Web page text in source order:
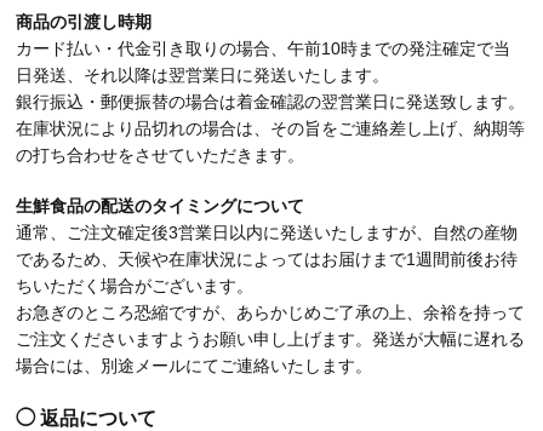
商品の引渡し時期
カード払い・代金引き取りの場合、午前10時までの発注確定で当
日発送、それ以降は翌営業日に発送いたします。
銀行振込・郵便振替の場合は着金確認の翌営業日に発送致します。
在庫状況により品切れの場合は、その旨をご連絡差し上げ、納期等
の打ち合わせをさせていただきます。
生鮮食品の配送のタイミングについて
通常、ご注文確定後3営業日以内に発送いたしますが、自然の産物
であるため、天候や在庫状況によってはお届けまで1週間前後お待
ちいただく場合がございます。
お急ぎのところ恐縮ですが、あらかじめご了承の上、余裕を持って
ご注文くださいますようお願い申し上げます。発送が大幅に遅れる
場合には、別途メールにてご連絡いたします。
返品について